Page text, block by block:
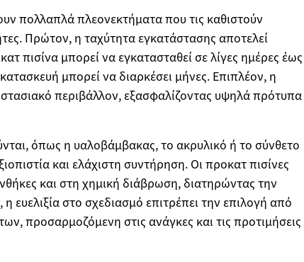
πολλαπλά πλεονεκτήματα που τις καθιστούν
Πρώτον, η ταχύτητα εγκατάστασης αποτελεί
πισίνα μπορεί να εγκατασταθεί σε λίγες ημέρες έως
μπορεί να διαρκέσει μήνες. Επιπλέον, η
περιβάλλον, εξασφαλίζοντας υψηλά πρότυπα
όπως η υαλοβάμβακας, το ακρυλικό ή το σύνθετο
και ελάχιστη συντήρηση. Οι προκατ πισίνες
και στη χημική διάβρωση, διατηρώντας την
ευελιξία στο σχεδιασμό επιτρέπει την επιλογή από
προσαρμοζόμενη στις ανάγκες και τις προτιμήσεις